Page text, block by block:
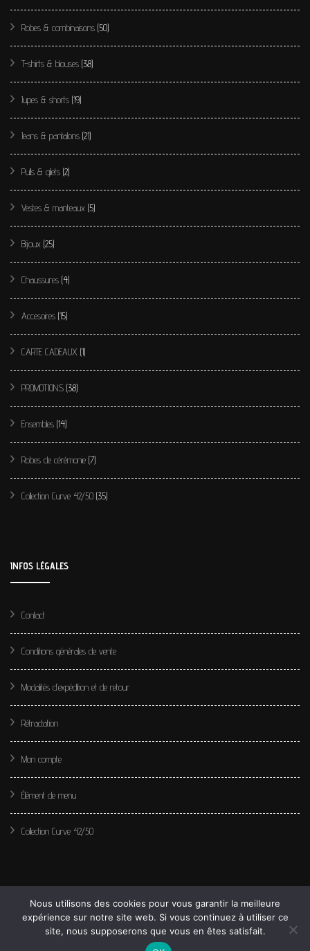
Robes & combinaisons (50)
T-shirts & blouses (38)
Jupes & shorts (19)
Jeans & pantalons (21)
Pulls & gilets (2)
Vestes & manteaux (5)
Bijoux (25)
Chaussures (4)
Accesoires (15)
CARTE CADEAUX (1)
PROMOTIONS (38)
Ensembles (14)
Robes de cérémonie (7)
Collection Curve 42/50 (35)
INFOS LÉGALES
Contact
Conditions générales de vente
Modalités d’expédition et de retour
Rétractation
Mon compte
Élément de menu
Collection Curve 42/50
© Copyright 2020 Les perles de Léa. Tous droits réservés.
Nous utilisons des cookies pour vous garantir la meilleure
expérience sur notre site web. Si vous continuez à utiliser ce
site, nous supposerons que vous en êtes satisfait.